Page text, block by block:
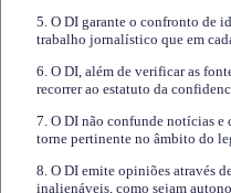
5. O DI garante o confronto de
trabalho jornalístico que em
6. O DI, além de verificar as
recorrer ao estatuto da
7. O DI não confunde notícias e
torne pertinente no âmbito do
8. O DI emite opiniões através
inalienáveis, como sejam